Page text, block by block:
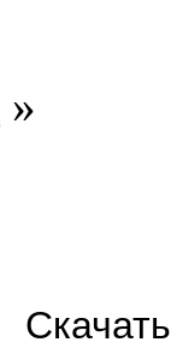
»